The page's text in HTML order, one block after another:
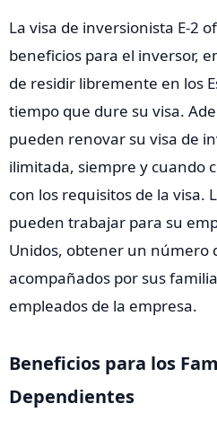
La visa de inversionista E-2
beneficios para el inversor,
de residir libremente en los
tiempo que dure su visa.
pueden renovar su visa de
ilimitada, siempre y cuando
con los requisitos de la visa.
pueden trabajar para su
Unidos, obtener un número
acompañados por sus
empleados de la empresa.
Beneficios para los
Dependientes